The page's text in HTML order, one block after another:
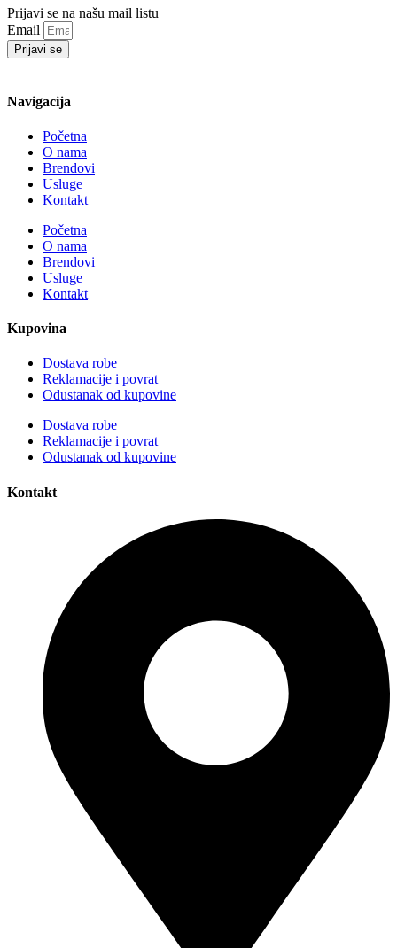
Prijavi se na našu mail listu
Email
Prijavi se
Navigacija
Početna
O nama
Brendovi
Usluge
Kontakt
Početna
O nama
Brendovi
Usluge
Kontakt
Kupovina
Dostava robe
Reklamacije i povrat
Odustanak od kupovine
Dostava robe
Reklamacije i povrat
Odustanak od kupovine
Kontakt